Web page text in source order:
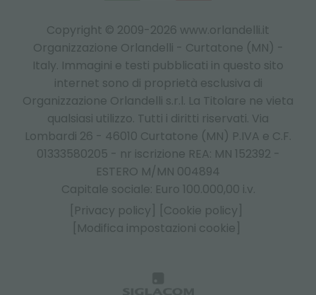
Copyright © 2009-2026 www.orlandelli.it
Organizzazione Orlandelli - Curtatone (MN) -
Italy. Immagini e testi pubblicati in questo sito
internet sono di proprietà esclusiva di
Organizzazione Orlandelli s.r.l. La Titolare ne vieta
qualsiasi utilizzo. Tutti i diritti riservati. Via
Lombardi 26 - 46010 Curtatone (MN) P.IVA e C.F.
01333580205 - nr iscrizione REA: MN 152392 -
ESTERO M/MN 004894
Capitale sociale: Euro 100.000,00 i.v.
[Privacy policy]
[Cookie policy]
[Modifica impostazioni cookie]